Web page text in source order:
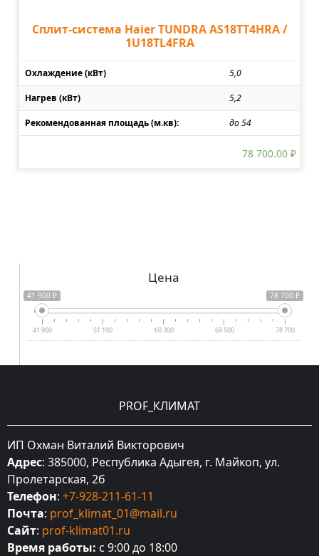
Сплит-система Haier TUNDRA AS18TT4HRA /
1U18TL4FRA
Охлаждение (кВт) 5,0
Нагрев (кВт) 5,2
Рекомендованная площадь (м.кв): до 54
78 700.00 ₽
Цена
41 900 ₽ 78 700 ₽
41 900 51 100 60 300 69 500 78 700
PROF_КЛИМАТ
ИП Охман Виталий Викторович
Адрес: 385000, Республика Адыгея, г. Майкоп, ул.
Пролетарская, 2б
Телефон: +7-928-211-61-11
Почта: prof_klimat_01@mail.ru
Сайт: prof-klimat01.ru
Время работы: с 9:00 до 18:00